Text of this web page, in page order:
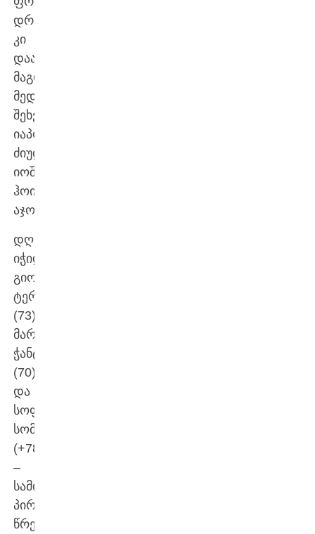
დრაპო
კი
დაამარცხა,
მაგრამ
მედლისთვის
შეხვედრაში
იაპონელმა
ძიუდოისტმა
იოშიტო
ჰოიომ
აჯობა.
დღესვე
იჭიდავეს
გიორგი
ტერაშვილმა
(73),
მარიამ
ჭანტურიამ
(70)
და
სოფიო
სომხიშვილმა
(+78)
–
სამივე
პირველივე
წრეში